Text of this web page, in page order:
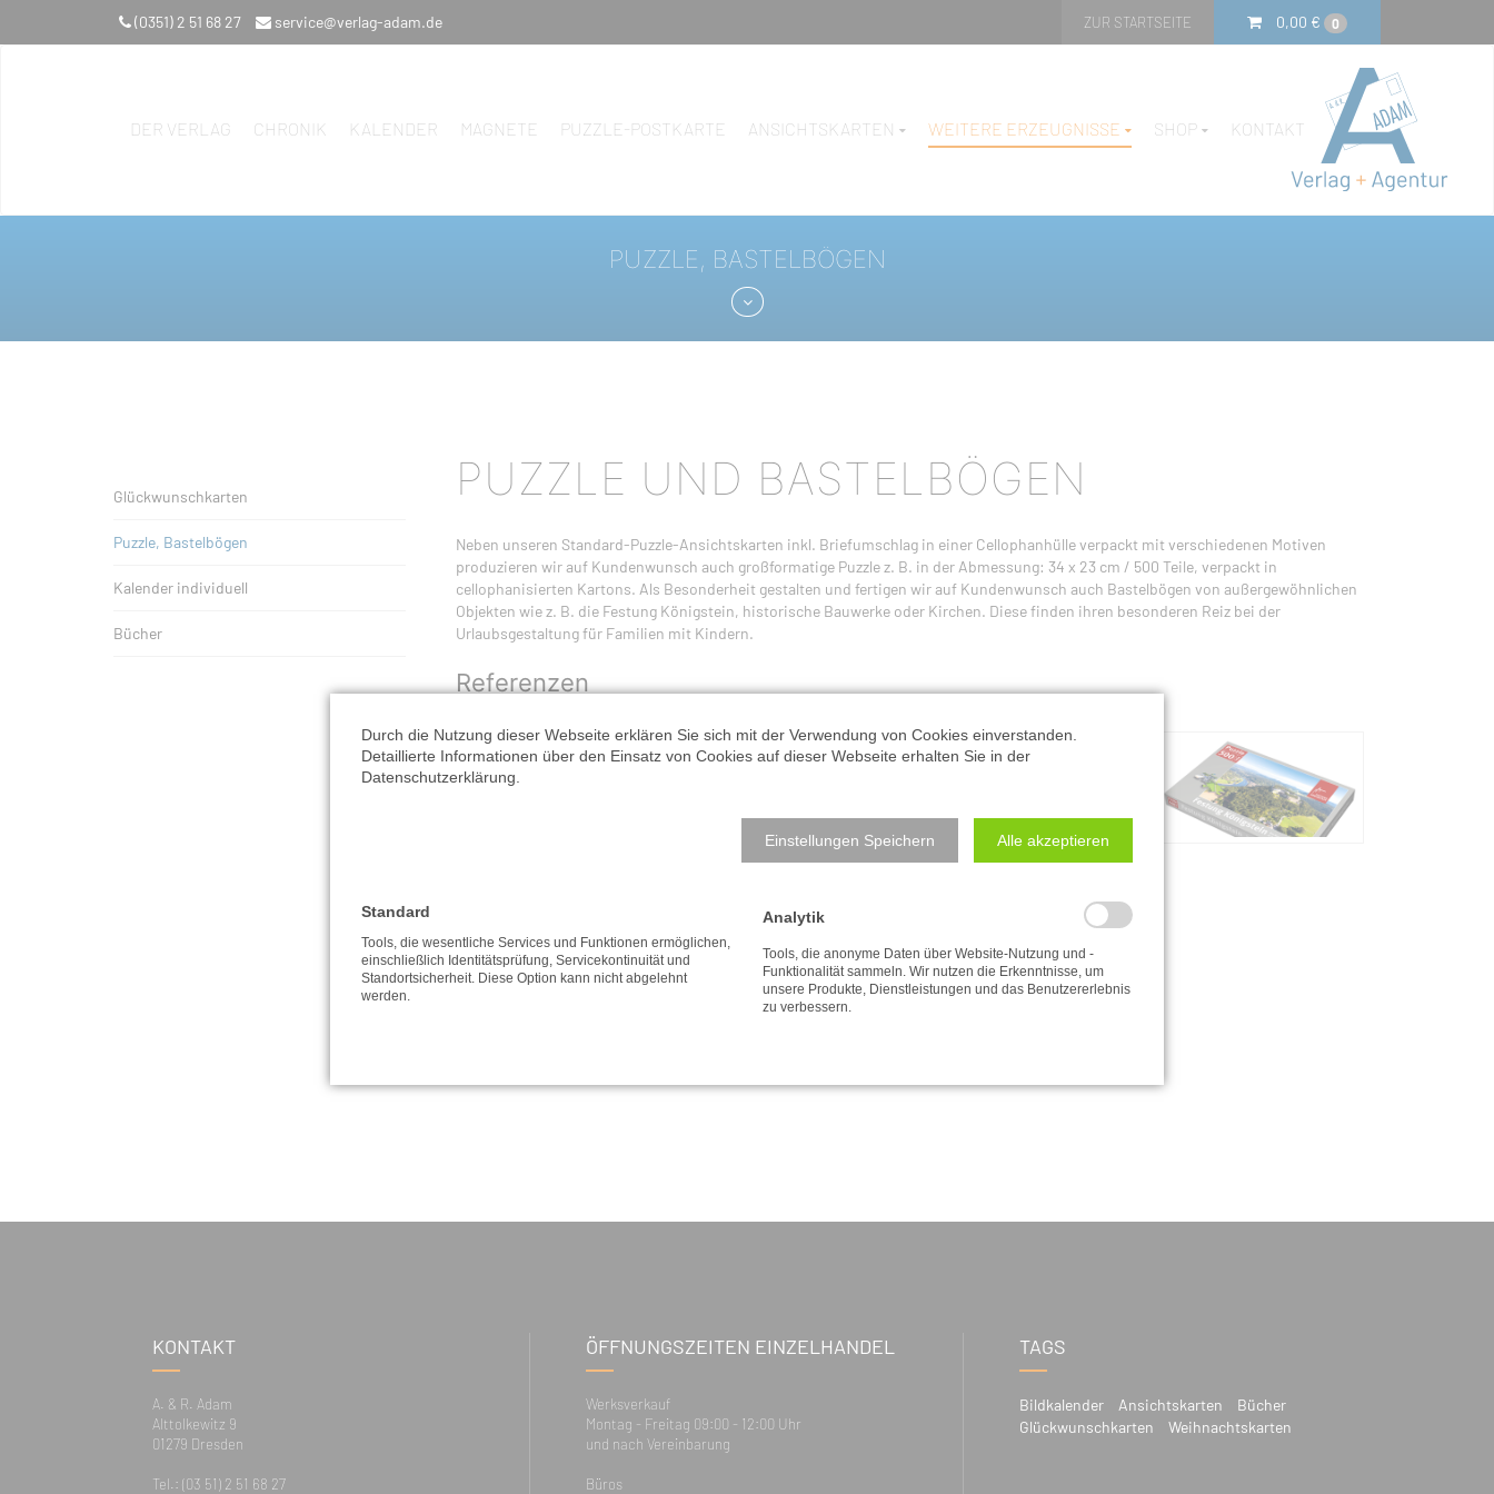
(0351) 2 51 68 27 service@verlag-adam.de 0,00 € 0
ZUR STARTSEITE
DER VERLAG CHRONIK KALENDER MAGNETE PUZZLE-POSTKARTE ANSICHTSKARTEN WEITERE ERZEUGNISSE SHOP KONTAKT
PUZZLE, BASTELBÖGEN
Glückwunschkarten
Puzzle, Bastelbögen
Kalender individuell
Bücher
PUZZLE UND BASTELBÖGEN
Neben unseren Standard-Puzzle-Ansichtskarten inkl. Briefumschlag in einer Cellophanhülle verpackt mit verschiedenen Motiven
produzieren wir auf Kundenwunsch auch großformatige Puzzle z. B. in der Abmessung: 34 x 23 cm / 500 Teile, verpackt in
cellophanisierten Kartons. Als Besonderheit gestalten und fertigen wir auf Kundenwunsch auch Bastelbögen von außergewöhnlichen
Objekten wie z. B. die Festung Königstein, historische Bauwerke oder Kirchen. Diese finden ihren besonderen Reiz bei der
Urlaubsgestaltung für Familien mit Kindern.
Referenzen
Nach oben
KONTAKT
A. & R. Adam
Alttolkewitz 9
01279 Dresden
Tel.: (03 51) 2 51 68 27
ÖFFNUNGSZEITEN EINZELHANDEL
Werksverkauf
Montag - Freitag 09:00 - 12:00 Uhr
und nach Vereinbarung
Büros
TAGS
Bildkalender Ansichtskarten
Bücher
Glückwunschkarten
Weihnachtskarten
Durch die Nutzung dieser Webseite erklären Sie sich mit der Verwendung von Cookies einverstanden.
Detaillierte Informationen über den Einsatz von Cookies auf dieser Webseite erhalten Sie in der
Datenschutzerklärung.
Einstellungen Speichern Alle akzeptieren
Standard
Tools, die wesentliche Services und Funktionen ermöglichen,
einschließlich Identitätsprüfung, Servicekontinuität und
Standortsicherheit. Diese Option kann nicht abgelehnt
werden.
Analytik
Tools, die anonyme Daten über Website-Nutzung und -
Funktionalität sammeln. Wir nutzen die Erkenntnisse, um
unsere Produkte, Dienstleistungen und das Benutzererlebnis
zu verbessern.